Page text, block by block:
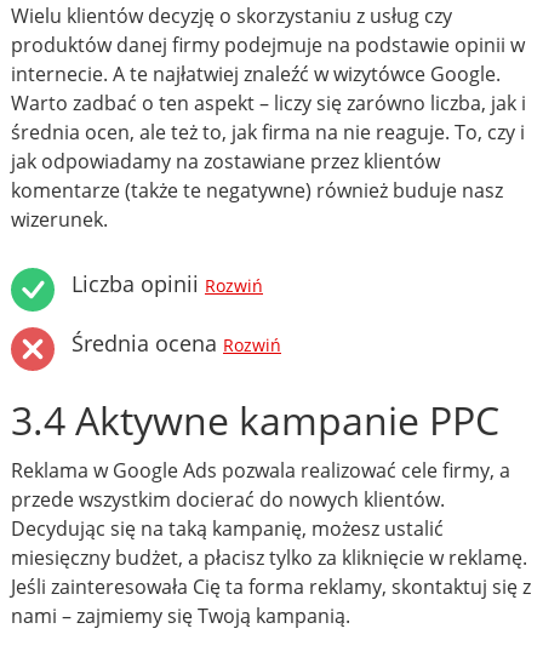
Wielu klientów decyzję o skorzystaniu z usług czy
produktów danej firmy podejmuje na podstawie opinii w
internecie. A te najłatwiej znaleźć w wizytówce Google.
Warto zadbać o ten aspekt – liczy się zarówno liczba, jak i
średnia ocen, ale też to, jak firma na nie reaguje. To, czy i
jak odpowiadamy na zostawiane przez klientów
komentarze (także te negatywne) również buduje nasz
wizerunek.
Liczba opinii Rozwiń
Średnia ocena Rozwiń
3.4 Aktywne kampanie PPC
Reklama w Google Ads pozwala realizować cele firmy, a
przede wszystkim docierać do nowych klientów.
Decydując się na taką kampanię, możesz ustalić
miesięczny budżet, a płacisz tylko za kliknięcie w reklamę.
Jeśli zainteresowała Cię ta forma reklamy, skontaktuj się z
nami – zajmiemy się Twoją kampanią.